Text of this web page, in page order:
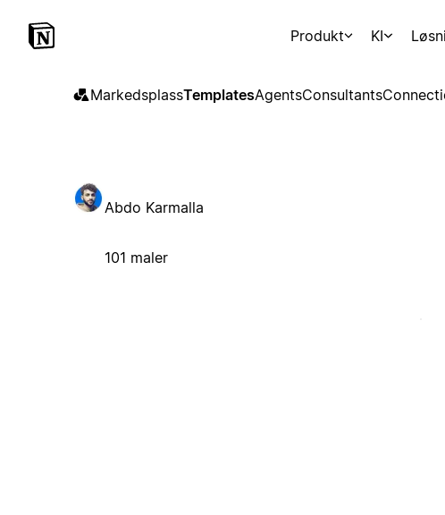
Produkt KI
MarkedsplassTemplatesAgentsConsultants
Abdo Karmalla
101 maler